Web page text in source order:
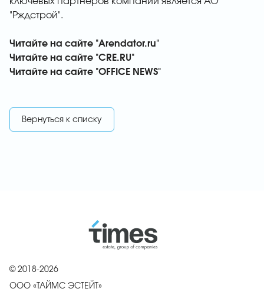
"Рждстрой".
Читайте на сайте "Arendator.ru"
Читайте на сайте "CRE.RU"
Читайте на сайте "OFFICE NEWS"
Вернуться к списку
© 2018-2026
ООО «ТАЙМС ЭСТЕЙТ»